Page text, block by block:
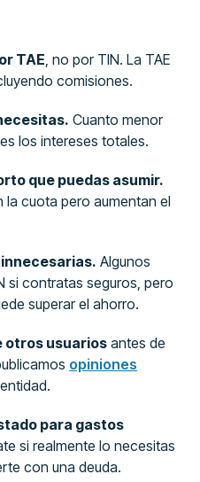
TAE, no por TIN. La TAE
comisiones.
Cuanto menor
los intereses totales.
que puedas asumir.
la cuota pero aumentan el
Algunos
si contratas seguros, pero
superar el ahorro.
otros usuarios antes de
opiniones
para gastos
si realmente lo necesitas
con una deuda.